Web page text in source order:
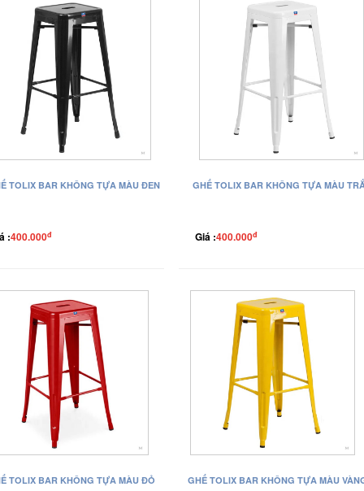
TOLIX BAR KHÔNG TỰA MÀU ĐEN
:400.000đ
GHẾ TOLIX BAR KHÔNG TỰA MÀU
Giá :400.000đ
TOLIX BAR KHÔNG TỰA MÀU ĐỎ GHẾ TOLIX BAR KHÔNG TỰA MÀU